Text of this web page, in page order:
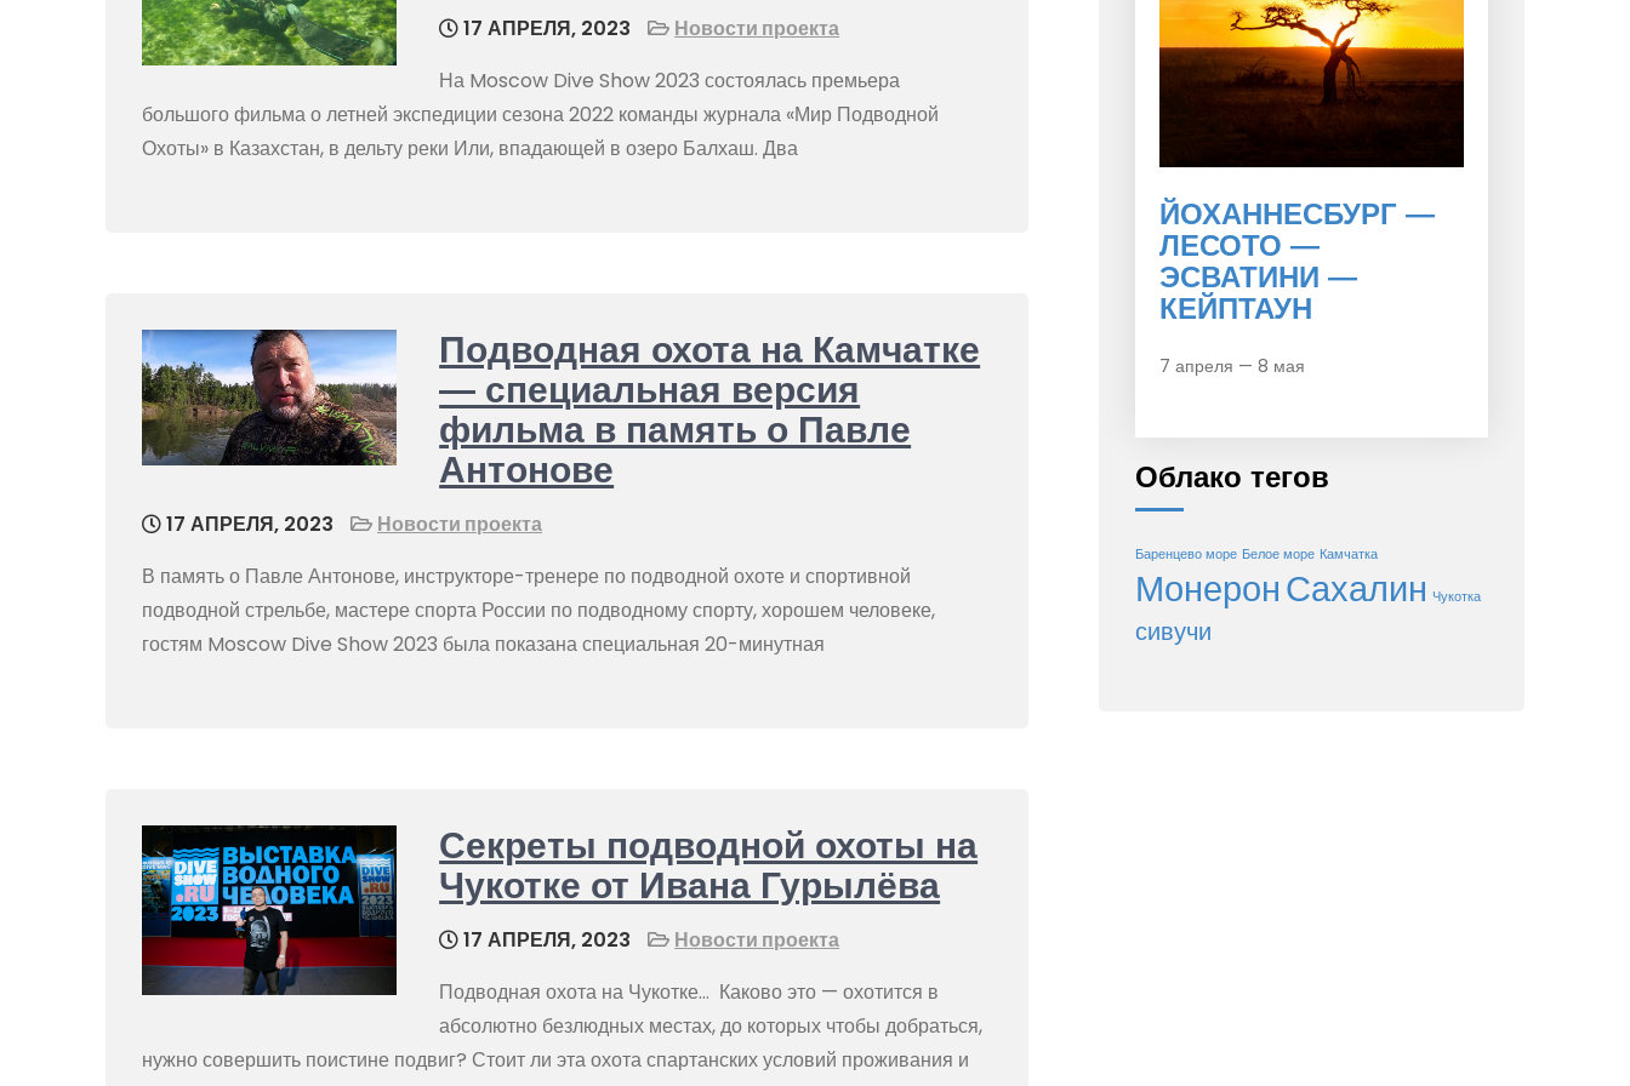
17 АПРЕЛЯ, 2023
Новости проекта
На Moscow Dive Show 2023 состоялась премьера
большого фильма о летней экспедиции сезона 2022 команды журнала «Мир Подводной
Охоты» в Казахстан, в дельту реки Или, впадающей в озеро Балхаш. Два
Подводная охота на Камчатке
— специальная версия
фильма в память о Павле
Антонове
17 АПРЕЛЯ, 2023
Новости проекта
В память о Павле Антонове, инструкторе-тренере по подводной охоте и спортивной
подводной стрельбе, мастере спорта России по подводному спорту, хорошем человеке,
гостям Moscow Dive Show 2023 была показана специальная 20-минутная
Секреты подводной охоты на
Чукотке от Ивана Гурылёва
17 АПРЕЛЯ, 2023
Новости проекта
Подводная охота на Чукотке… Каково это — охотится в
абсолютно безлюдных местах, до которых чтобы добраться,
нужно совершить поистине подвиг? Стоит ли эта охота спартанских условий проживания и
ЙОХАННЕСБУРГ —
ЛЕСОТО —
ЭСВАТИНИ —
КЕЙПТАУН
7 апреля — 8 мая
Облако тегов
Баренцево море Белое море Камчатка
МонеронСахалин Чукотка
сивучи